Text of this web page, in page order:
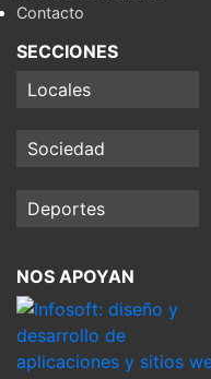
Contacto
SECCIONES
Locales
Sociedad
Deportes
NOS APOYAN